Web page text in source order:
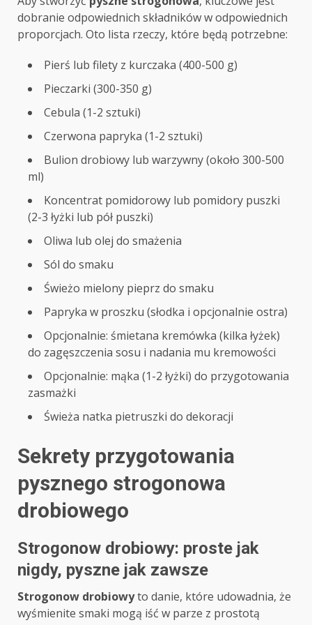
dobranie odpowiednich składników w odpowiednich
proporcjach. Oto lista rzeczy, które będą potrzebne:
Pierś lub filety z kurczaka (400-500 g)
Pieczarki (300-350 g)
Cebula (1-2 sztuki)
Czerwona papryka (1-2 sztuki)
Bulion drobiowy lub warzywny (około 300-500
ml)
Koncentrat pomidorowy lub pomidory puszki
(2-3 łyżki lub pół puszki)
Oliwa lub olej do smażenia
Sól do smaku
Świeżo mielony pieprz do smaku
Papryka w proszku (słodka i opcjonalnie ostra)
Opcjonalnie: śmietana kremówka (kilka łyżek)
do zagęszczenia sosu i nadania mu kremowości
Opcjonalnie: mąka (1-2 łyżki) do przygotowania
zasmażki
Świeża natka pietruszki do dekoracji
Sekrety przygotowania
pysznego strogonowa
drobiowego
Strogonow drobiowy: proste jak
nigdy, pyszne jak zawsze
Strogonow drobiowyto danie, które udowadnia, że
wyśmienite smaki mogą iść w parze z prostotą